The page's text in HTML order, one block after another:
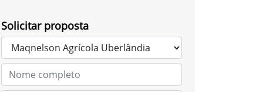
Solicitar proposta